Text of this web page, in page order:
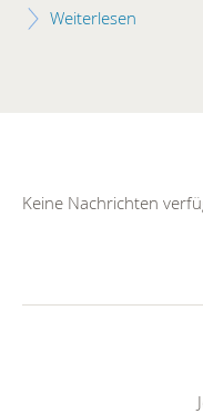
Weiterlesen
Keine Nachrichten